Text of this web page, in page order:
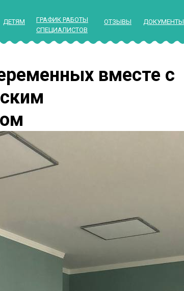
ДЕТЯМ
ГРАФИК РАБОТЫ
СПЕЦИАЛИСТОВ
ОТЗЫВЫ ДОКУМЕНТЫ
вместе с